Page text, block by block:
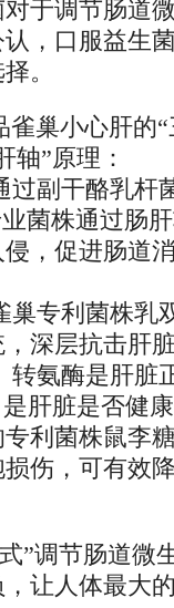
于调节肠道
，口服益生
。
雀巢小心肝的
轴”原理：
副干酪乳杆
菌株通过肠
，促进肠道
巢专利菌株乳
深层抗击肝
转氨酶是肝脏
肝脏是否健
利菌株鼠李
伤，可有效
”调节肠道微
让人体最大